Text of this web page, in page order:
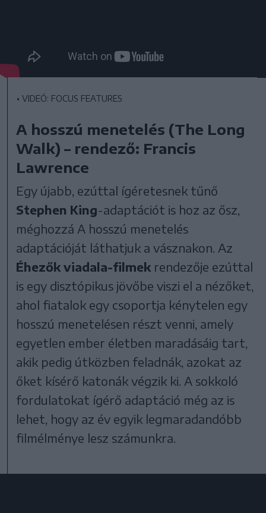
• VIDEÓ: FOCUS FEATURES
A hosszú menetelés (The Long
Walk) – rendező: Francis
Lawrence
Egy újabb, ezúttal ígéretesnek tűnő
Stephen King-adaptációt is hoz az ősz,
méghozzá A hosszú menetelés
adaptációját láthatjuk a vásznakon. Az
Éhezők viadala-filmek rendezője ezúttal
is egy disztópikus jövőbe viszi el a nézőket,
ahol fiatalok egy csoportja kénytelen egy
hosszú menetelésen részt venni, amely
egyetlen ember életben maradásáig tart,
akik pedig útközben feladnák, azokat az
őket kísérő katonák végzik ki. A sokkoló
fordulatokat ígérő adaptáció még az is
lehet, hogy az év egyik legmaradandóbb
filmélménye lesz számunkra.